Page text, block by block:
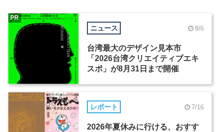
ニュース 8/6
台湾最大のデザイン見本市
「2026台湾クリエイティブエキ
スポ」が8月31日まで開催
PR
レポート 7/16
2026年夏休みに行ける、おすす